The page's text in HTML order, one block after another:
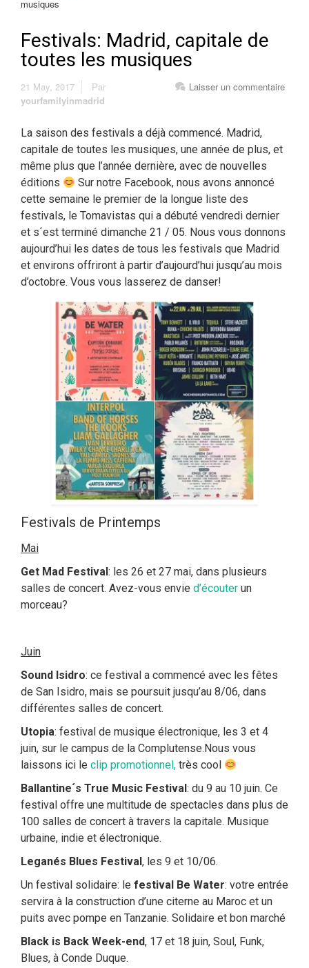
musiques
Festivals: Madrid, capitale de
toutes les musiques
21 May, 2017 Laisser un commentaire
Par
yourfamilyinmadrid
La saison des festivals a déjà commencé. Madrid,
capitale de toutes les musiques, une année de plus, et
même plus que l’année dernière, avec de nouvelles
éditions
Sur notre Facebook, nous avons annoncé
cette semaine le premier de la longue liste des
festivals, le Tomavistas qui a débuté vendredi dernier
et s´est terminé dimanche 21 / 05. Nous vous donnons
aujourd’hui les dates de tous les festivals que Madrid
et environs offriront à partir d’aujourd’hui jusqu’au mois
d’octobre. Vous vous lasserez de danser!
Festivals de Printemps
Mai
Get Mad Festival: les 26 et 27 mai, dans plusieurs
salles de concert. Avez-vous envie d’écouter un
morceau?
Juin
Sound Isidro: ce festival a commencé avec les fêtes
de San Isidro, mais se poursuit jusqu’au 8/06, dans
différentes salles de concert.
Utopia: festival de musique électronique, les 3 et 4
juin, sur le campus de la Complutense.Nous vous
laissons ici le clip promotionnel, très cool
Ballantine´s True Music Festival: du 9 au 10 juin. Ce
festival offre une multitude de spectacles dans plus de
100 salles de concert à travers la capitale. Musique
urbaine, indie et électronique.
Leganés Blues Festival, les 9 et 10/06.
Un festival solidaire: le festival Be Water: votre entrée
servira à la construction d’une citerne au Maroc et un
puits avec pompe en Tanzanie. Solidaire et bon marché
Black is Back Week-end, 17 et 18 juin, Soul, Funk,
Blues, à Conde Duque.